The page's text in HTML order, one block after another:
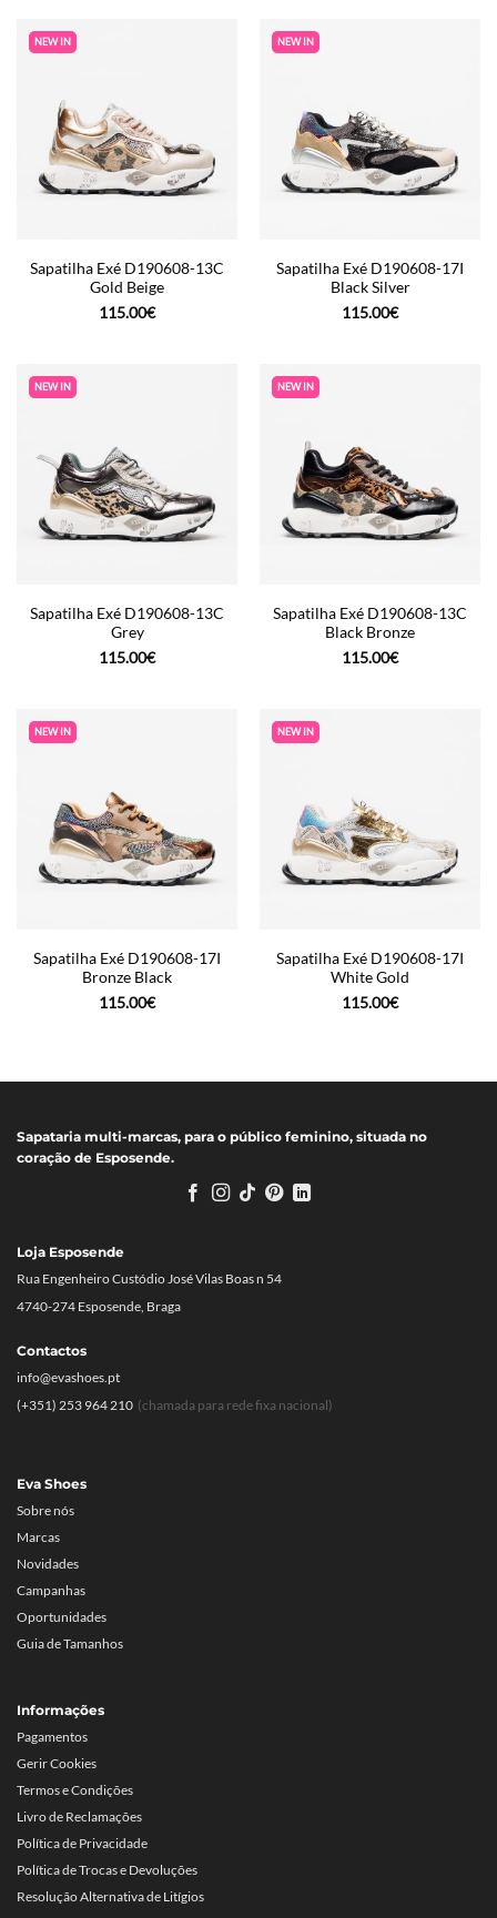
NEW IN
Sapatilha Exé D190608-13C
Gold Beige
115.00€
NEW IN
Sapatilha Exé D190608-17I
Black Silver
115.00€
NEW IN
Sapatilha Exé D190608-13C
Grey
115.00€
NEW IN
Sapatilha Exé D190608-13C
Black Bronze
115.00€
NEW IN
Sapatilha Exé D190608-17I
Bronze Black
115.00€
NEW IN
Sapatilha Exé D190608-17I
White Gold
115.00€
Sapataria multi-marcas, para o público feminino, situada no
coração de Esposende.
Eva Shoes
Sobre nós
Marcas
Novidades
Campanhas
Oportunidades
Guia de Tamanhos
Informações
Pagamentos
Gerir Cookies
Termos e Condições
Livro de Reclamações
Política de Privacidade
Política de Trocas e Devoluções
Resolução Alternativa de Litígios
Loja Esposende
Rua Engenheiro Custódio José Vilas Boas n 54
4740-274 Esposende, Braga
Contactos
info@evashoes.pt
(+351) 253 964 210 (chamada para rede fixa nacional)